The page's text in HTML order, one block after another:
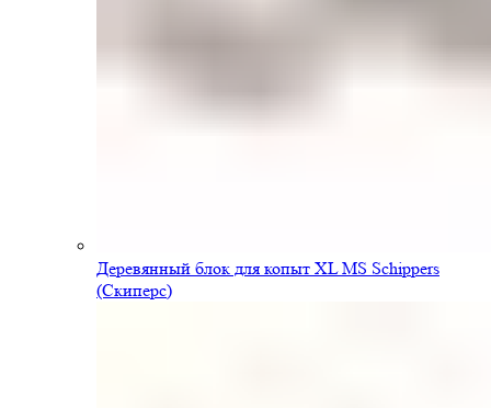
Деревянный блок для копыт XL MS Schippers
(Скиперс)